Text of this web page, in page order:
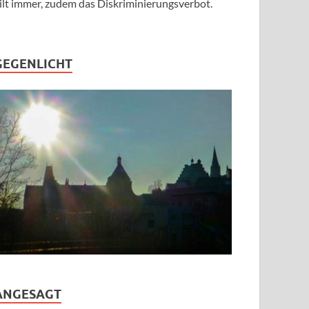
immer, zudem das Diskriminierungsverbot.